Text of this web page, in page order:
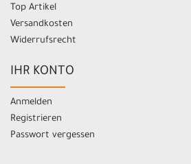
Top Artikel
Versandkosten
Widerrufsrecht
IHR KONTO
Anmelden
Registrieren
Passwort vergessen